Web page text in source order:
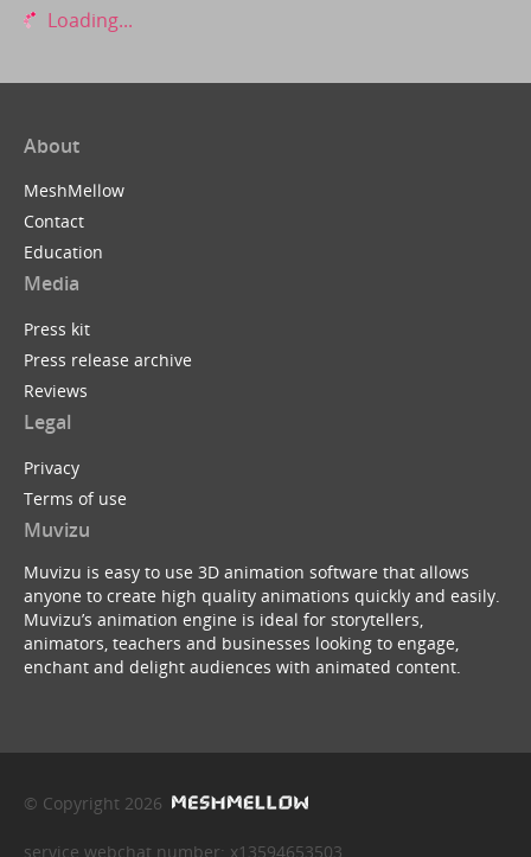
Loading...
About
MeshMellow
Contact
Education
Media
Press kit
Press release archive
Reviews
Legal
Privacy
Terms of use
Muvizu
Muvizu is easy to use 3D animation software that allows
anyone to create high quality animations quickly and easily.
Muvizu’s animation engine is ideal for storytellers,
animators, teachers and businesses looking to engage,
enchant and delight audiences with animated content.
© Copyright 2026
service webchat number: x13594653503